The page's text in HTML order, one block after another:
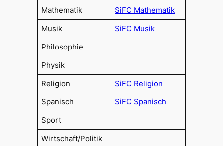
Mathematik SiFC Mathematik
Musik SiFC Musik
Philosophie
Physik
Religion SiFC Religion
Spanisch SiFC Spanisch
Sport
Wirtschaft/Politik